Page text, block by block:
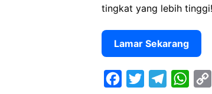
tingkat yang lebih tinggi!
Lamar Sekarang